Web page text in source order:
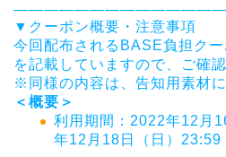
——————————
▼クーポン概要・注意事項
今回配布されるBASE負担クー
を記載していますので、ご確認
※同様の内容は、告知用素材
＜概要＞
利用期間：2022年12月
年12月18日（日）23:59